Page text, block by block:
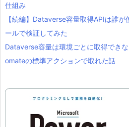
仕組み
【続編】Dataverse容量取得APIは誰
ールで検証してみた
Dataverse容量は環境ごとに取得でき
omateの標準アクションで取れた話